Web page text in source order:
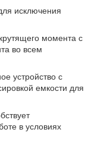
исключения
момента с
во всем
устройство с
емкости для
в условиях